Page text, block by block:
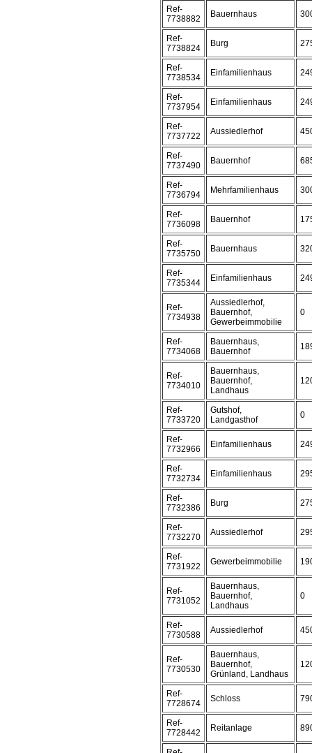
Ref-
7738882
Bauernhaus
Ref-
7738824
Burg
Ref-
7738534
Einfamilienhaus
Ref-
7737954
Einfamilienhaus
Ref-
7737722
Aussiedlerhof
Ref-
7737490
Bauernhof
Ref-
7736794
Mehrfamilienhaus
Ref-
7736098
Bauernhof
Ref-
7735750
Bauernhaus
Ref-
7735344
Einfamilienhaus
Ref-
7734938
Aussiedlerhof,
Bauernhof,
Gewerbeimmobilie
0
Ref-
7734068
Bauernhaus,
Bauernhof
Ref-
7734010
Bauernhaus,
Bauernhof,
Landhaus
Ref-
7733720
Gutshof,
Landgasthof
0
Ref-
7732966
Einfamilienhaus
Ref-
7732734
Einfamilienhaus
Ref-
7732386
Burg
Ref-
7732270
Aussiedlerhof
Ref-
7731922
Gewerbeimmobilie
Ref-
7731052
Bauernhaus,
Bauernhof,
Landhaus
0
Ref-
7730588
Aussiedlerhof
Ref-
7730530
Bauernhaus,
Bauernhof,
Grünland, Landhaus
Ref-
7728674
Schloss
Ref-
7728442
Reitanlage